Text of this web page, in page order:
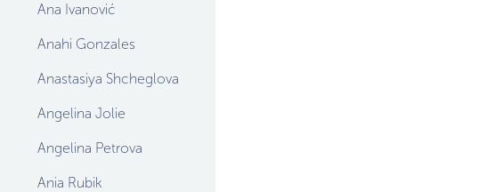
Ana Ivanović
Anahi Gonzales
Anastasiya Shcheglova
Angelina Jolie
Angelina Petrova
Ania Rubik